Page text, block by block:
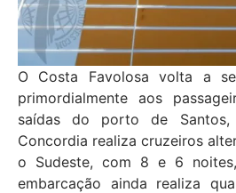
O Costa Favolosa volta a
primordialmente aos
saídas do porto de
Concordia realiza cruzeiros
o Sudeste, com 8 e 6
embarcação ainda realiza